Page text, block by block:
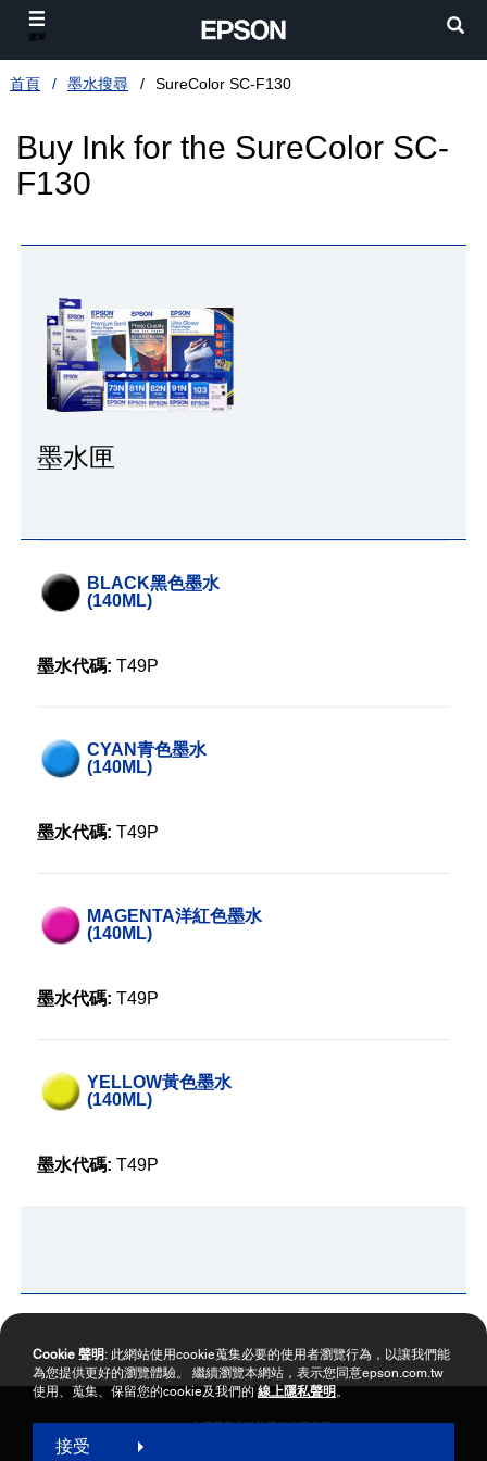
首頁 墨水搜尋 SureColor SC-F130
Buy Ink for the SureColor SC-
F130
墨水匣
BLACK黑色墨水
(140ML)
墨水代碼: T49P
CYAN青色墨水
(140ML)
墨水代碼: T49P
MAGENTA洋紅色墨水
(140ML)
墨水代碼: T49P
YELLOW黃色墨水
(140ML)
墨水代碼: T49P
Copyright © 2000-2026 台灣愛普生科技股份有限公司
網站使用暨會員服務條款
Cookie 聲明 : 此網站使用cookie蒐集必要的使用者瀏覽行為，以讓我們能
為您提供更好的瀏覽體驗。 繼續瀏覽本網站，表示您同意epson.com.tw
使用、蒐集、保留您的cookie及我們的 線上隱私聲明 。
接受